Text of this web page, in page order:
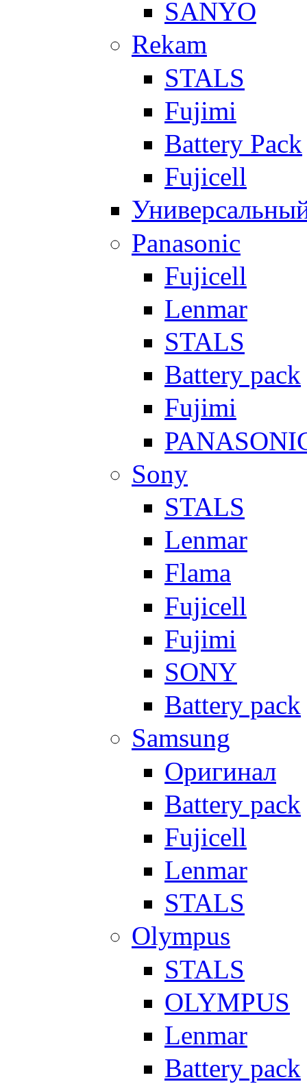
SANYO
Rekam
STALS
Fujimi
Battery Pack
Fujicell
Panasonic
Fujicell
Lenmar
STALS
Battery pack
Fujimi
Sony
STALS
Lenmar
Flama
Fujicell
Fujimi
SONY
Battery pack
Samsung
Оригинал
Battery pack
Fujicell
Lenmar
STALS
Olympus
STALS
OLYMPUS
Lenmar
Battery pack